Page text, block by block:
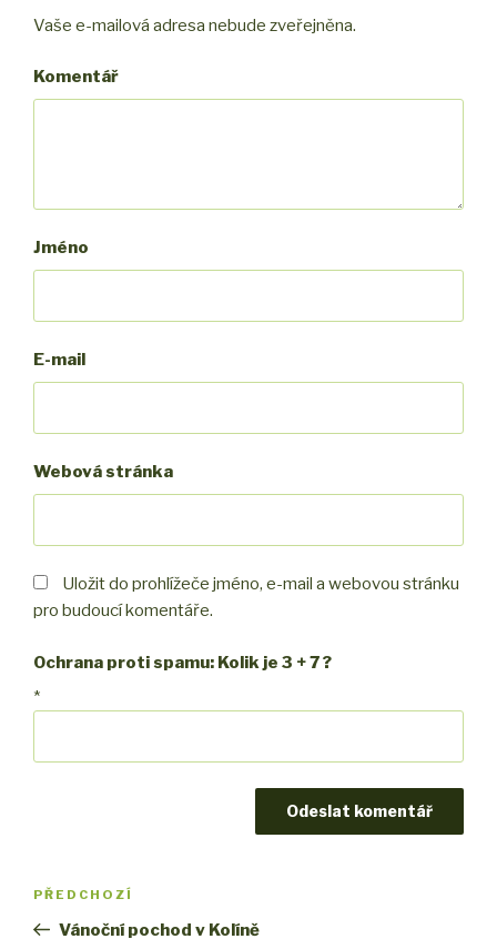
Vaše e-mailová adresa nebude zveřejněna.
Komentář
Jméno
E-mail
Webová stránka
Uložit do prohlížeče jméno, e-mail a webovou stránku
pro budoucí komentáře.
Ochrana proti spamu: Kolik je 3 + 7 ?
*
Navigace
Předchozí
příspěvek
PŘEDCHOZÍ
Vánoční pochod v Kolíně